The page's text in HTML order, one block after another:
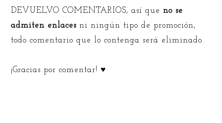
DEVUELVO COMENTARIOS, así queno se
admiten enlaces ni ningún tipo de promoción,
todo comentario que lo contenga será eliminado.
¡Gracias por comentar! ♥